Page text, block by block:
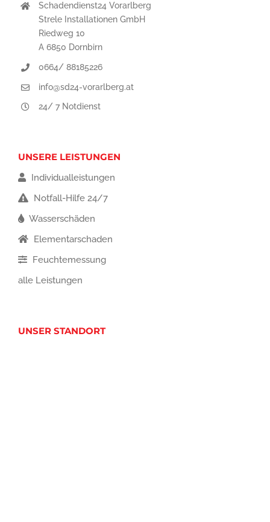
Schadendienst24 Vorarlberg
Strele Installationen GmbH
Riedweg 10
A 6850 Dornbirn
0664/ 88185226
info@sd24-vorarlberg.at
24/ 7 Notdienst
UNSERE LEISTUNGEN
Individualleistungen
Notfall-Hilfe 24/7
Wasserschäden
Elementarschaden
Feuchtemessung
alle Leistungen
UNSER STANDORT